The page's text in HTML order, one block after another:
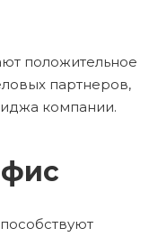
положительное
партнеров,
компании.